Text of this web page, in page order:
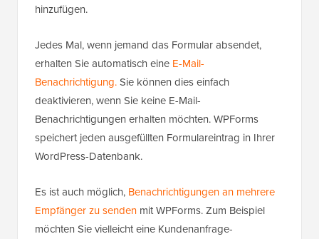
hinzufügen.
Jedes Mal, wenn jemand das Formular absendet,
erhalten Sie automatisch eine E-Mail-
Benachrichtigung.Sie können dies einfach
deaktivieren, wenn Sie keine E-Mail-
Benachrichtigungen erhalten möchten. WPForms
speichert jeden ausgefüllten Formulareintrag in Ihrer
WordPress-Datenbank.
Es ist auch möglich, Benachrichtigungen an mehrere
Empfänger zu senden mit WPForms. Zum Beispiel
möchten Sie vielleicht eine Kundenanfrage-